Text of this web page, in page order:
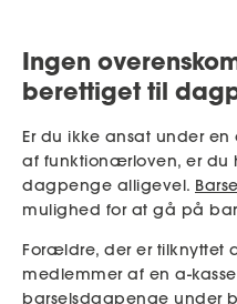
Ingen
berettiget til
Er du ikke ansat under
af funktionærloven, er du
dagpenge alligevel.
mulighed for at gå på
Forældre, der er tilknyttet
medlemmer af en a-
barselsdagpenge under